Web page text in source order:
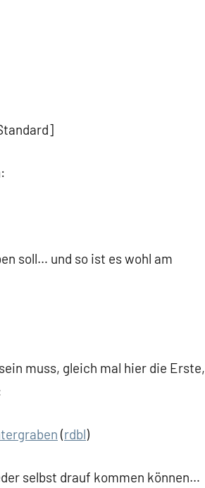
soll… und so ist es wohl am
muss, gleich mal hier die Erste,
(rdbl)
selbst drauf kommen können…